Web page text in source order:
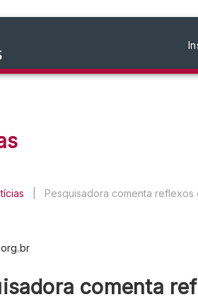
Pesquisadora comenta
comenta